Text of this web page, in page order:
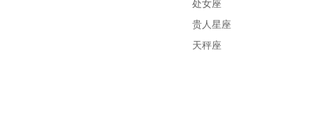
处女座
贵人星座
天秤座